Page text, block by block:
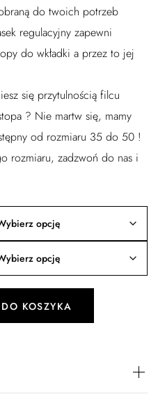
do twoich potrzeb
regulacyjny zapewni
do wkładki a przez to jej
się przytulnością filcu
? Nie martw się, mamy
od rozmiaru 35 do 50 !
rozmiaru, zadzwoń do nas i
KOSZYKA